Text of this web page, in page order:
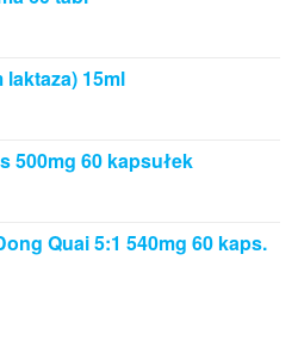
laktaza) 15ml
500mg 60 kapsułek
Quai 5:1 540mg 60 kaps.